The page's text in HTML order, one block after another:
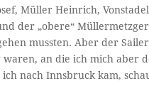
Müller Heinrich,
der „obere“
mussten. Aber der
an die ich mich aber
nach Innsbruck kam,